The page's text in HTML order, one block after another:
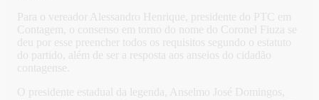
Para o vereador Alessandro Henrique, presidente do PTC em
Contagem, o consenso em torno do nome do Coronel Fiuza se
deu por esse preencher todos os requisitos segundo o estatuto
do partido, além de ser a resposta aos anseios do cidadão
contagense.
O presidente estadual da legenda, Anselmo José Domingos,